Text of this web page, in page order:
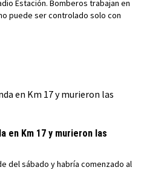
Estación. Bomberos trabajan en
puede ser controlado solo con
en Km 17 y murieron las
del sábado y habría comenzado al